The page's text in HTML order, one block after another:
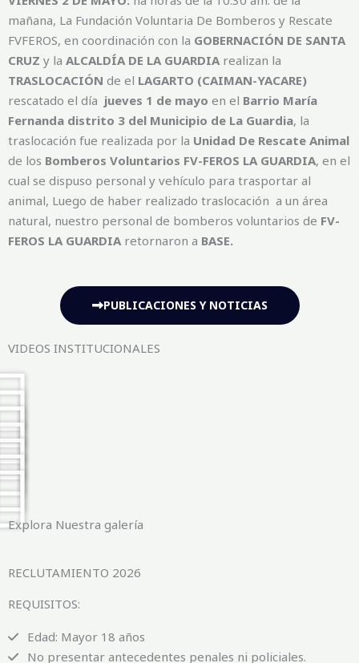
mañana, La Fundación Voluntaria De Bomberos y Rescate
FVFEROS, en coordinación con la GOBERNACIÓN DE SANTA
CRUZ y la ALCALDÍA DE LA GUARDIA realizan la
TRASLOCACIÓN de el LAGARTO (CAIMAN-YACARE)
rescatado el día jueves 1 de mayo en el Barrio María
Fernanda distrito 3 del Municipio de La Guardia, la
traslocación fue realizada por la Unidad De Rescate Animal
de los Bomberos Voluntarios FV-FEROS LA GUARDIA, en el
cual se dispuso personal y vehículo para trasportar al
animal, Luego de haber realizado traslocación a un área
natural, nuestro personal de bomberos voluntarios de FV-
FEROS LA GUARDIA retornaron a BASE.
PUBLICACIONES Y NOTICIAS
VIDEOS INSTITUCIONALES
Explora Nuestra galería
RECLUTAMIENTO 2026
REQUISITOS:
Edad: Mayor 18 años
No presentar antecedentes penales ni policiales.